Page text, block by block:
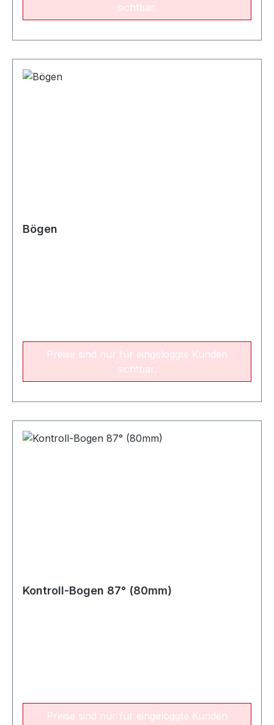
sichtbar.
Bögen
Preise sind nur für eingeloggte Kunden
sichtbar.
Kontroll-Bogen 87° (80mm)
Preise sind nur für eingeloggte Kunden